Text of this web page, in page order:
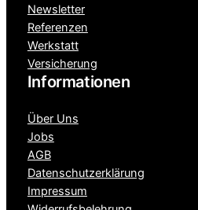
Newsletter
Referenzen
Werkstatt
Versicherung
Informationen
Über Uns
Jobs
AGB
Datenschutzerklärung
Impressum